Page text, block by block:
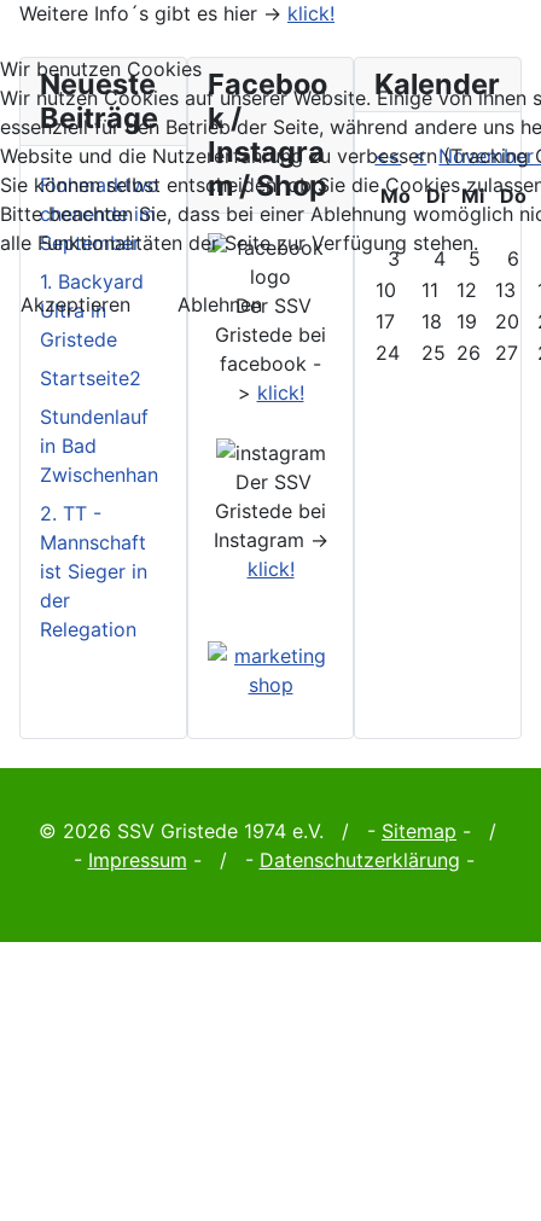
Weitere Info´s gibt es hier -> klick!
Neueste
Beiträge
Flohmarktwo
chenende im
September
1. Backyard
Ultra in
Gristede
Startseite2
Stundenlauf
in Bad
Zwischenhan
2. TT -
Mannschaft
ist Sieger in
der
Relegation
Faceboo
k /
Instagra
m / Shop
Der SSV
Gristede bei
facebook -
> klick!
Der SSV
Gristede bei
Instagram ->
klick!
Kalender
<< <
Mo Di Mi Do
3 4 5 6
10
11 12 13
17
18 19 20
24
25 26 27
© 2026 SSV Gristede 1974 e.V. / - Sitemap - /
- Impressum - / - Datenschutzerklärung -
Wir benutzen Cookies
Wir nutzen Cookies auf unserer Website. Einige von ihnen
essenziell für den Betrieb der Seite, während andere uns
Website und die Nutzererfahrung zu verbessern (Tracking
Sie können selbst entscheiden, ob Sie die Cookies
Bitte beachten Sie, dass bei einer Ablehnung womöglich
alle Funktionalitäten der Seite zur Verfügung stehen.
Akzeptieren Ablehnen